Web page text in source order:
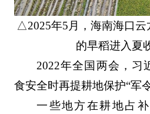
△2025年5月，海南海口云
的早稻进入夏
2022年全国两会，习
食安全时再提耕地保护“军令
一些地方在耕地占